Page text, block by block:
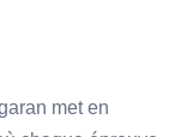
met en